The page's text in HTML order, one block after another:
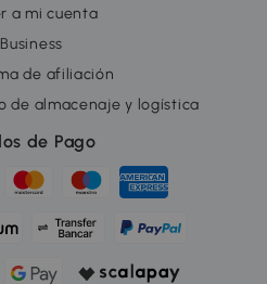
a mi cuenta
de afiliación
de almacenaje y logística
de Pago